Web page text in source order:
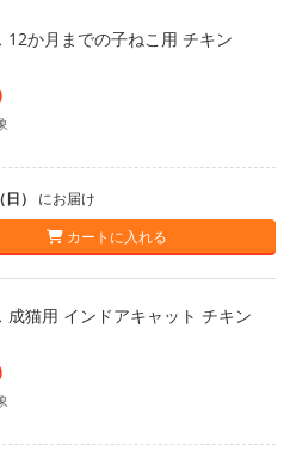
12か月までの子ねこ用 チキン
） にお届け
カートに入れる
成猫用 インドアキャット チキン